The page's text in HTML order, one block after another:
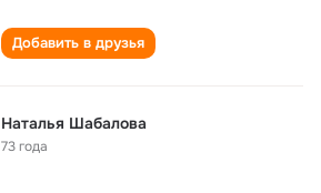
Добавить в друзья
Наталья Шабалова
73 года